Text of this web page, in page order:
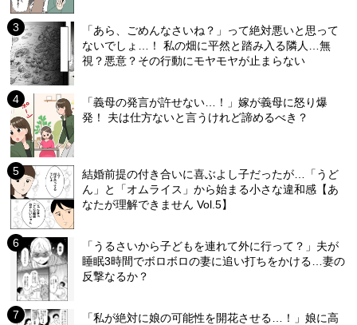
「あら、ごめんなさいね？」って絶対悪いと思って
ないでしょ…！ 私の畑に平然と踏み入る隣人…無
視？悪意？その行動にモヤモヤが止まらない
「義母の発言が許せない…！」嫁が義母に怒り爆
発！ 夫は仕方ないと言うけれど諦めるべき？
結婚前提の付き合いに喜ぶよし子だったが…「うど
ん」と「オムライス」から始まる小さな違和感【あ
なたが理解できません Vol.5】
「うるさいから子どもを連れて外に行って？」夫が
睡眠3時間でボロボロの妻に追い打ちをかける…妻の
反撃なるか？
「私が絶対に娘の可能性を開花させる…！」娘に高